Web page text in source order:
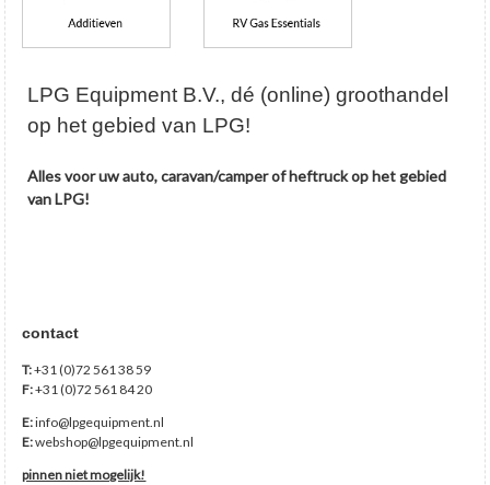
LPG Equipment B.V., dé (online) groothandel
op het gebied van LPG!
Alles voor uw auto, caravan/camper of heftruck op het gebied
van LPG!
contact
T:+31 (0)72 561 38 59
F:+31 (0)72 561 84 20
E:info@lpgequipment.nl
E:webshop@lpgequipment.nl
pinnen niet mogelijk!